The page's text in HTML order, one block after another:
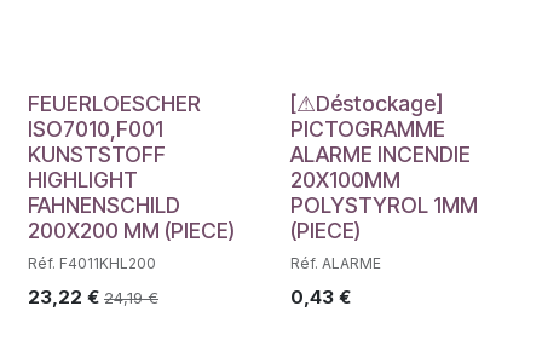
FEUERLOESCHER
ISO7010,F001
KUNSTSTOFF
HIGHLIGHT
FAHNENSCHILD
200X200 MM (PIECE)
Réf. F4011KHL200
23,22 € 24,19€
Déstockage
[⚠Déstockage]
PICTOGRAMME
ALARME INCENDIE
20X100MM
POLYSTYROL 1MM
(PIECE)
Réf. ALARME
0,43€